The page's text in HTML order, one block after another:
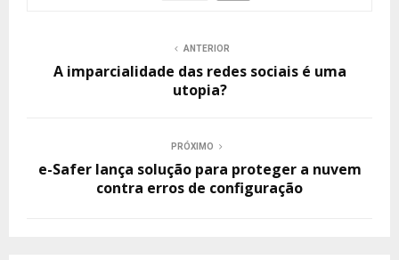
ANTERIOR
A imparcialidade das redes sociais é uma
utopia?
PRÓXIMO
e-Safer lança solução para proteger a nuvem
contra erros de configuração